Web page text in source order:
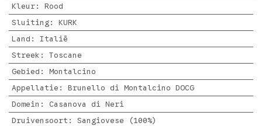
Kleur: Rood
Sluiting: KURK
Land : Italië
Streek : Toscane
Gebied : Montalcino
Appellatie : Brunello di Montalcino DOCG
Domein : Casanova di Neri
Druivensoort : Sangiovese (100%)